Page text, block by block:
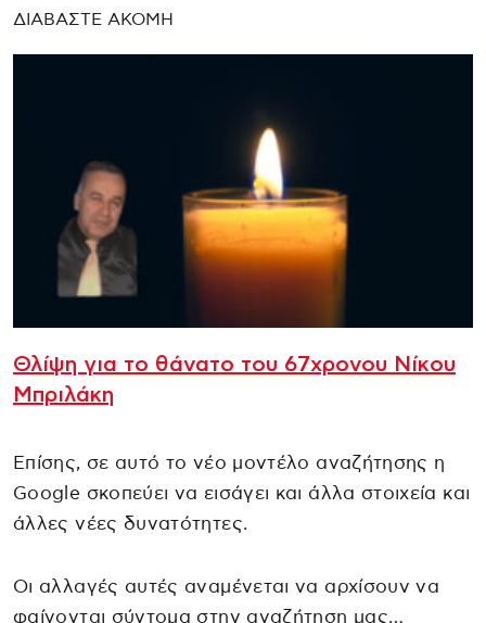
ΔΙΑΒΑΣΤΕ ΑΚΟΜΗ
Θλίψη για το θάνατο του 67χρονου Νίκου
Μπριλάκη
Επίσης, σε αυτό το νέο μοντέλο αναζήτησης η
Google σκοπεύει να εισάγει και άλλα στοιχεία και
άλλες νέες δυνατότητες.
Οι αλλαγές αυτές αναμένεται να αρχίσουν να
φαίνονται σύντομα στην αναζήτηση μας…